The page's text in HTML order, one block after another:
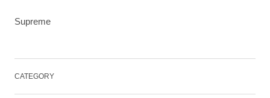
Supreme
CATEGORY